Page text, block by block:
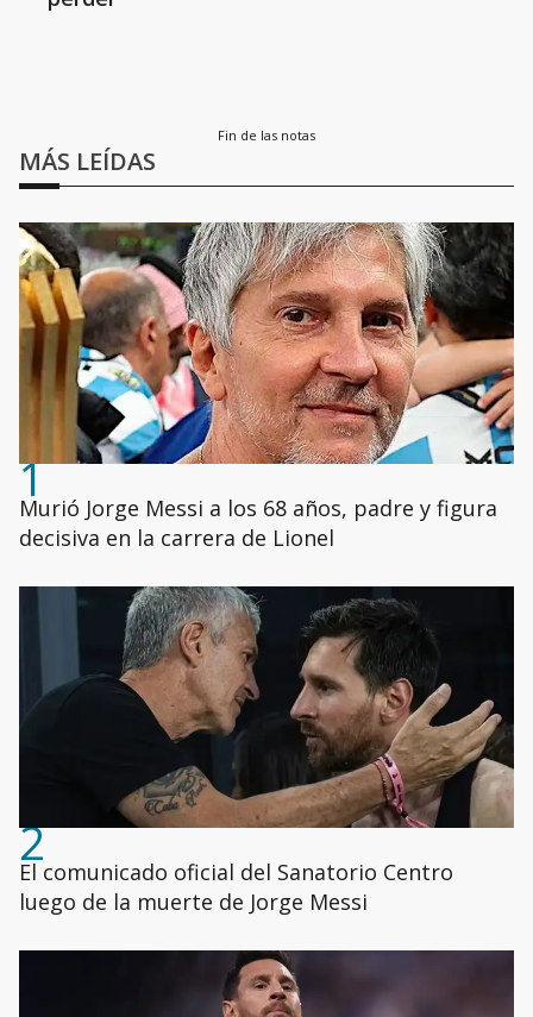
Fin de las notas
MÁS LEÍDAS
1
Murió Jorge Messi a los 68 años, padre y figura
decisiva en la carrera de Lionel
2
El comunicado oficial del Sanatorio Centro
luego de la muerte de Jorge Messi